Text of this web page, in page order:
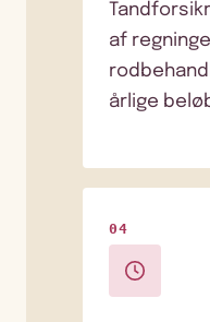
af
årlige
04